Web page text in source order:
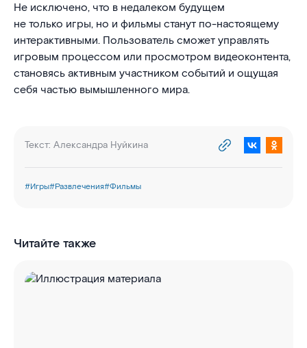
Не исключено, что в недалеком будущем
не только игры, но и фильмы станут по-настоящему
интерактивными. Пользователь сможет управлять
игровым процессом или просмотром видеоконтента,
становясь активным участником событий и ощущая
себя частью вымышленного мира.
Текст: Александра Нуйкина
#Игры#Развлечения#Фильмы
Читайте также